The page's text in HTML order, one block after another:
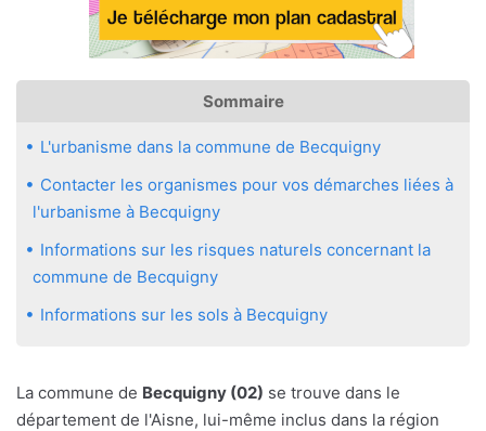
Sommaire
L'urbanisme dans la commune de Becquigny
Contacter les organismes pour vos démarches liées à
l'urbanisme à Becquigny
Informations sur les risques naturels concernant la
commune de Becquigny
Informations sur les sols à Becquigny
La commune de Becquigny (02) se trouve dans le
département de l'Aisne, lui-même inclus dans la région